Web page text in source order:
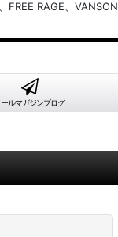
RAGE、VANSON
ールマガジンブログ